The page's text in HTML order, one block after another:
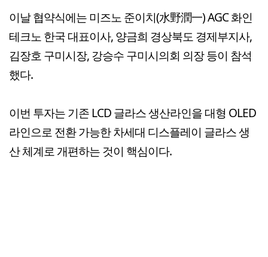
이날 협약식에는 미즈노 준이치(水野潤一) AGC 화인
테크노 한국 대표이사, 양금희 경상북도 경제부지사,
김장호 구미시장, 강승수 구미시의회 의장 등이 참석
했다.
이번 투자는 기존 LCD 글라스 생산라인을 대형 OLED
라인으로 전환 가능한 차세대 디스플레이 글라스 생
산 체계로 개편하는 것이 핵심이다.